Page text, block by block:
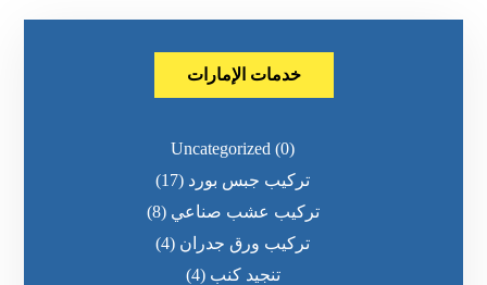
خدمات الإمارات
Uncategorized (0)
تركيب جبس بورد (17)
تركيب عشب صناعي (8)
تركيب ورق جدران (4)
تنجيد كنب (4)